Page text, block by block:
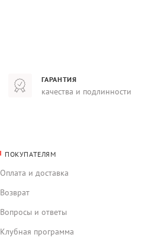
ГАРАНТИЯ
качества и подлинности
ПОКУПАТЕЛЯМ
Оплата и доставка
Возврат
Вопросы и ответы
Клубная программа